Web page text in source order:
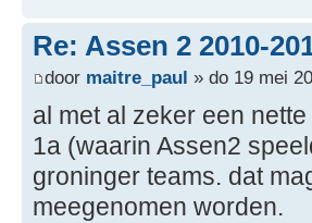
Re: Assen 2 2010-
door maitre_paul » do 19 mei
al met al zeker een
1a (waarin Assen2
groninger teams. dat
meegenomen worden.